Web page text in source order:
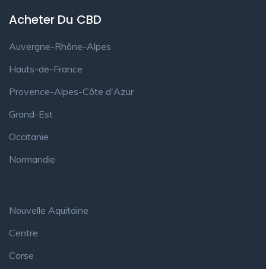
Acheter Du CBD
Auvergne-Rhône-Alpes
Hauts-de-France
Provence-Alpes-Côte d'Azur
Grand-Est
Occitanie
Normandie
Nouvelle Aquitaine
Centre
Corse